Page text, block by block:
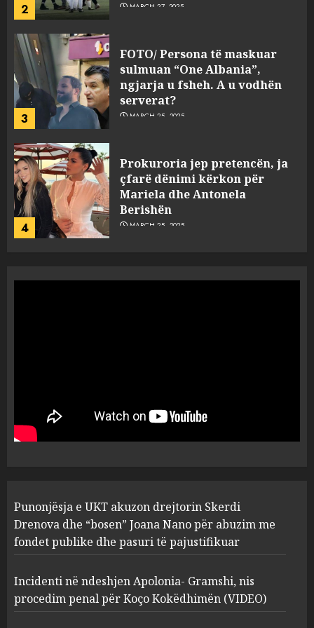
2 MARCH 27, 2025
3
FOTO/ Persona të maskuar
sulmuan “One Albania”,
ngjarja u fsheh. A u vodhën
serverat?
MARCH 25, 2025
4
Prokuroria jep pretencën, ja
çfarë dënimi kërkon për
Mariela dhe Antonela
Berishën
MARCH 25, 2025
1
“bosen” Joana Nano për
abuzim me fondet publike dhe
pasuri të pajustifikuar
2
Apolonia- Gramshi, nis
procedim penal për Koço
Kokëdhimën (VIDEO)
MARCH 27, 2025
FOTO/ Persona të maskuar
sulmuan “One Albania”,
Punonjësja e UKT akuzon drejtorin Skerdi
Drenova dhe “bosen” Joana Nano për abuzim me
fondet publike dhe pasuri të pajustifikuar
Incidenti në ndeshjen Apolonia- Gramshi, nis
procedim penal për Koço Kokëdhimën (VIDEO)